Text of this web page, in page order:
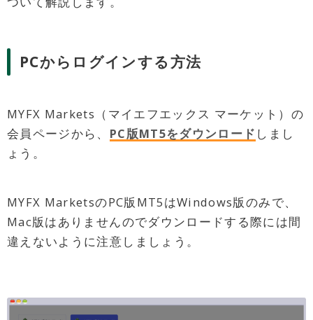
PCからログインする方法
MYFX Markets（マイエフエックス マーケット）の
会員ページから、 PC版MT5をダウンロード しまし
ょう。
MYFX MarketsのPC版MT5はWindows版のみで、
Mac版はありませんのでダウンロードする際には間
違えないように注意しましょう。